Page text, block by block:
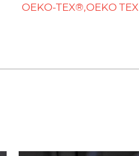
OEKO-TEX®,OEKO TEX